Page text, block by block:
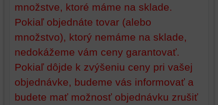
množstve, ktoré máme na sklade.
Pokiaľ objednáte tovar (alebo
množstvo), ktorý nemáme na sklade,
nedokážeme vám ceny garantovať.
Pokiaľ dôjde k zvýšeniu ceny pri vašej
objednávke, budeme vás informovať a
budete mať možnosť objednávku zrušiť
mali
účet
alebo
bez
prihlásenia,
používať
skripty
a/alebo
zdroje